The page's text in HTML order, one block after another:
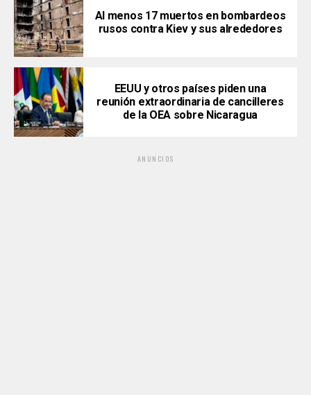
Al menos 17 muertos en bombardeos
rusos contra Kiev y sus alrededores
EEUU y otros países piden una
reunión extraordinaria de cancilleres
de la OEA sobre Nicaragua
ANUNCIOS